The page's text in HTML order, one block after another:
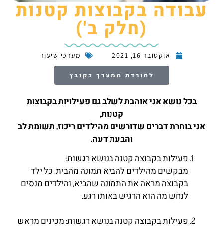
עבודה בקבוצות קטנות
(חלק ב')
אוקטובר 16, 2021 מערכי שיעור
להורדת המערך כקובץ
בכל נושא אני אוהבת לשלב גם פעילויות בקבוצות
קטנות,
אני בוחרת דברים שדורשים מהילדים ריכוז, תשומת לב
והבעת דעה.
פעילות בקבוצה קטנה בנושא רגשות:
מבקשים מהילדים להביא תמונה מהבית, כל ילד
בקבוצה מראה את התמונה שהביא, והילדים מנסים
לנחש מה הוא הרגיש באותו רגע.
פעילות בקבוצה קטנה בנושא רגשות: מכינים מראש